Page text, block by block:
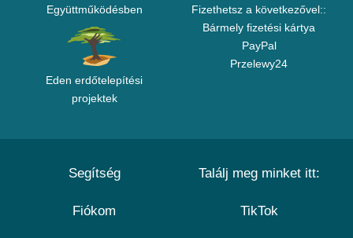
Együttműködésben
Eden erdőtelepítési
projektek
Fizethetsz a következővel::
Bármely fizetési kártya
PayPal
Przelewy24
Segítség
Fiókom
Találj meg minket itt:
TikTok